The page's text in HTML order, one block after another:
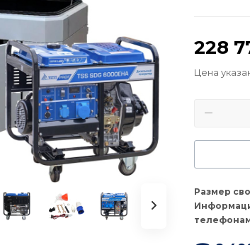
228
Цена
Размер